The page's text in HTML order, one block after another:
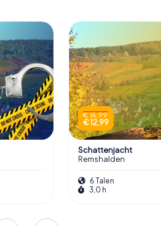
€ 15,99
€ 12,99
Schattenjacht
Remshalden
6 Talen
3,0 h